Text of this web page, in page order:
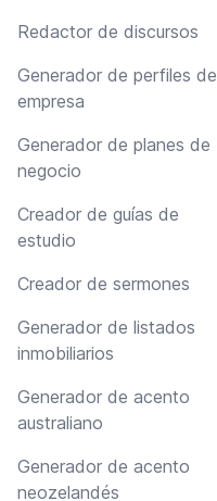
Redactor de discursos
Generador de perfiles de
empresa
Generador de planes de
negocio
Creador de guías de
estudio
Creador de sermones
Generador de listados
inmobiliarios
Generador de acento
australiano
Generador de acento
neozelandés